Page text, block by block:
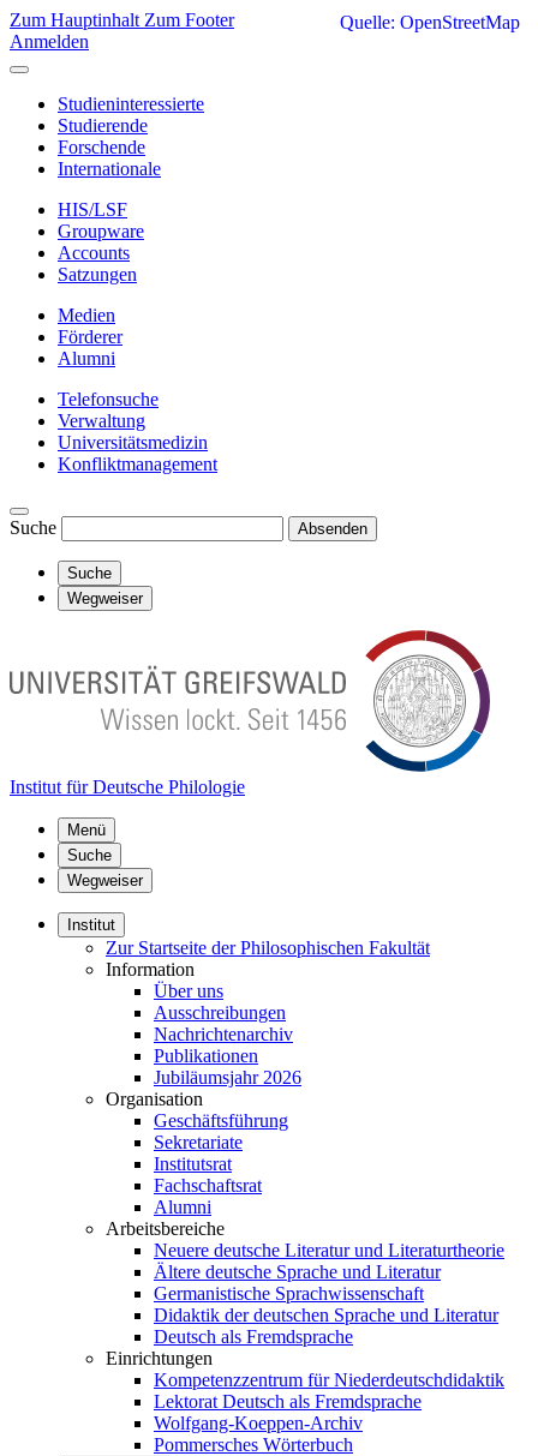
Zum Hauptinhalt Zum Footer
Anmelden
Studieninteressierte
Studierende
Forschende
Internationale
HIS/LSF
Groupware
Accounts
Satzungen
Medien
Förderer
Alumni
Telefonsuche
Verwaltung
Universitätsmedizin
Konfliktmanagement
Suche Absenden
Suche
Wegweiser
Institut für Deutsche Philologie
Menü
Suche
Wegweiser
Institut
Zur Startseite der Philosophischen Fakultät
Information
Über uns
Ausschreibungen
Nachrichtenarchiv
Publikationen
Jubiläumsjahr 2026
Organisation
Geschäftsführung
Sekretariate
Institutsrat
Fachschaftsrat
Alumni
Arbeitsbereiche
Neuere deutsche Literatur und Literaturtheorie
Ältere deutsche Sprache und Literatur
Germanistische Sprachwissenschaft
Didaktik der deutschen Sprache und Literatur
Deutsch als Fremdsprache
Einrichtungen
Kompetenzzentrum für Niederdeutschdidaktik
Lektorat Deutsch als Fremdsprache
Wolfgang-Koeppen-Archiv
Pommersches Wörterbuch
Quelle: OpenStreetMap